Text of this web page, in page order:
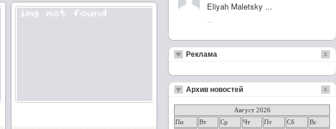
Eliyah Maletsky ...
Реклама
Архив новостей
Август 2026
Пн
Вт Ср Чт Пт Сб
Вс